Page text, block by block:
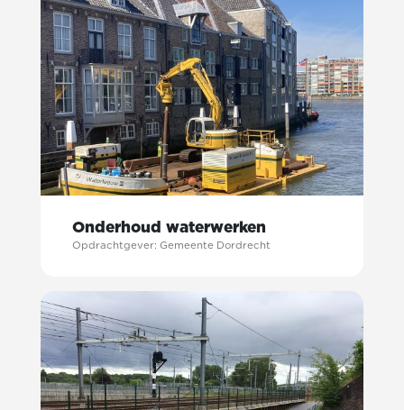
Onderhoud waterwerken
Opdrachtgever: Gemeente Dordrecht